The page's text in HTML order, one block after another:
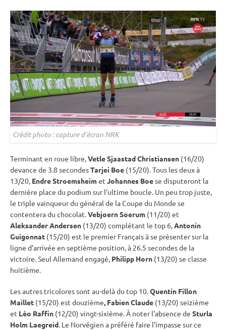
Crédit photo : capture d’écran NRK
Terminant en roue libre,Vetle Sjaastad Christiansen (16/20)
devance de 3.8 secondesTarjei Boe (15/20). Tous les deux à
13/20, Endre Stroemsheimet Johannes Boese disputeront la
dernière place du podium sur l’ultime boucle. Un peu trop juste,
le triple vainqueur du général de laCoupe du Monde se
contentera du chocolat.Vebjoern Soerum (11/20) et
Aleksander Andersen (13/20) complétant le top 6,Antonin
Guigonnat (15/20) est le premier Français à se présenter sur la
ligne d’arrivée en septième position, à 26.5 secondes de la
victoire. Seul Allemand engagé, Philipp Horn (13/20) se classe
huitième.
Les autres tricolores sont au-delà du top 10.Quentin Fillon
Maillet (15/20) est douzième, Fabien Claude (13/20) seizième
et Léo Raffin (12/20) vingt-sixième. À noter l’absence de Sturla
Holm Laegreid. Le Norvégien a préféré faire l’impasse sur ce